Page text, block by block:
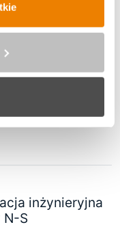
Industrialny
inżynieryjna
N-S